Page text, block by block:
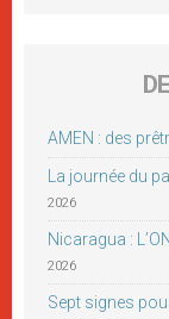
AMEN : des
La journée du
2026
Nicaragua :
2026
Sept signes